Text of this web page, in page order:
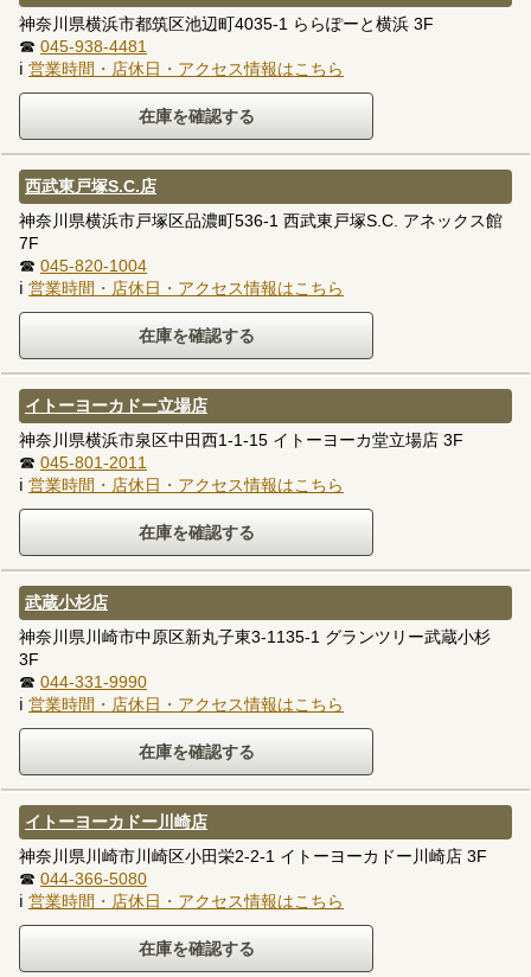
神奈川県横浜市都筑区池辺町4035-1 ららぽーと横浜 3F
☎ 045-938-4481
ℹ 営業時間・店休日・アクセス情報はこちら
西武東戸塚S.C.店
神奈川県横浜市戸塚区品濃町536-1 西武東戸塚S.C. アネックス館
7F
☎ 045-820-1004
ℹ 営業時間・店休日・アクセス情報はこちら
イトーヨーカドー立場店
神奈川県横浜市泉区中田西1-1-15 イトーヨーカ堂立場店 3F
☎ 045-801-2011
ℹ 営業時間・店休日・アクセス情報はこちら
武蔵小杉店
神奈川県川崎市中原区新丸子東3-1135-1 グランツリー武蔵小杉
3F
☎ 044-331-9990
ℹ 営業時間・店休日・アクセス情報はこちら
イトーヨーカドー川崎店
神奈川県川崎市川崎区小田栄2-2-1 イトーヨーカドー川崎店 3F
☎ 044-366-5080
ℹ 営業時間・店休日・アクセス情報はこちら